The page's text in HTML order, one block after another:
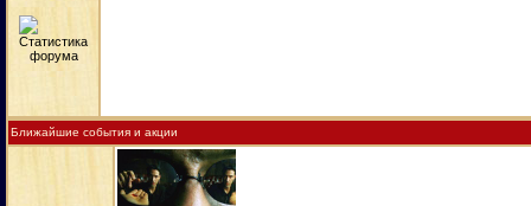
Ближайшие события и акции